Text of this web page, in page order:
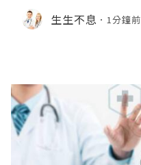
生生不息 1分鐘前